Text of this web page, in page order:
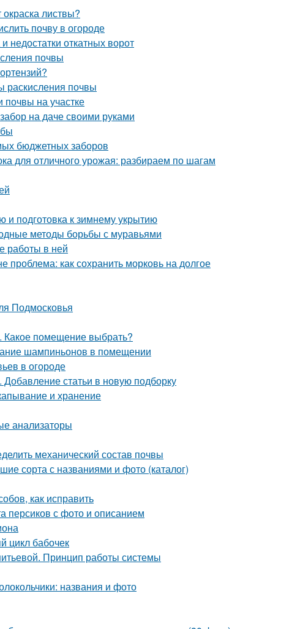
окраска листвы?
почву в огороде
откатных ворот
почвы
раскисления почвы
на участке
на даче своими руками
бюджетных заборов
для отличного урожая: разбираем по шагам
и подготовка к зимнему укрытию
методы борьбы с муравьями
работы в ней
как сохранить морковь на долгое
Подмосковья
помещение выбрать?
шампиньонов в помещении
в огороде
статьи в новую подборку
и хранение
анализаторы
механический состав почвы
сорта с названиями и фото (каталог)
как исправить
персиков с фото и описанием
цикл бабочек
Принцип работы системы
названия и фото